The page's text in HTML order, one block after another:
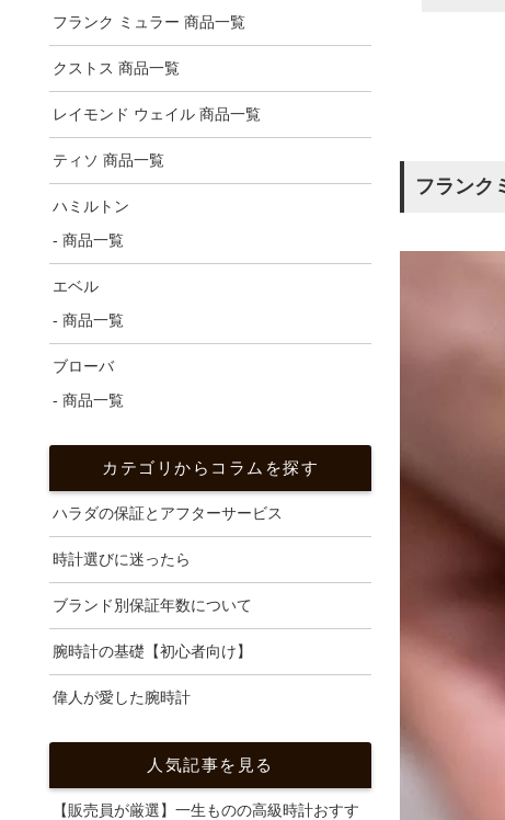
フランク
フランク ミュラー 商品一覧
クストス 商品一覧
レイモンド ウェイル 商品一覧
ティソ 商品一覧
ハミルトン
- 商品一覧
エベル
- 商品一覧
ブローバ
- 商品一覧
カテゴリからコラムを探す
ハラダの保証とアフターサービス
時計選びに迷ったら
ブランド別保証年数について
腕時計の基礎【初心者向け】
偉人が愛した腕時計
人気記事を見る
【販売員が厳選】一生ものの高級時計おすす